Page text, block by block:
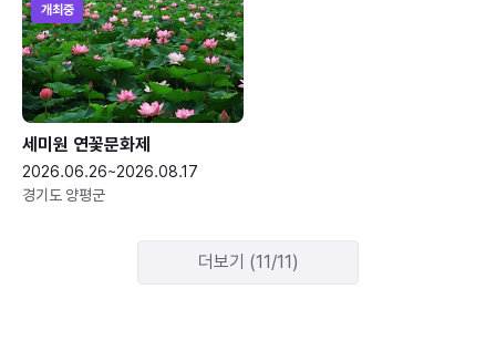
개최중
세미원 연꽃문화제
2026.06.26~2026.08.17
경기도 양평군
더보기 (11/11)